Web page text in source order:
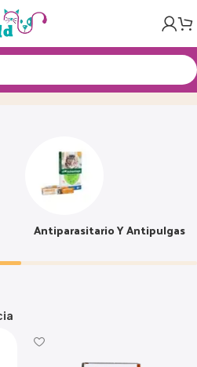
Antiparasitario Y Antipulgas